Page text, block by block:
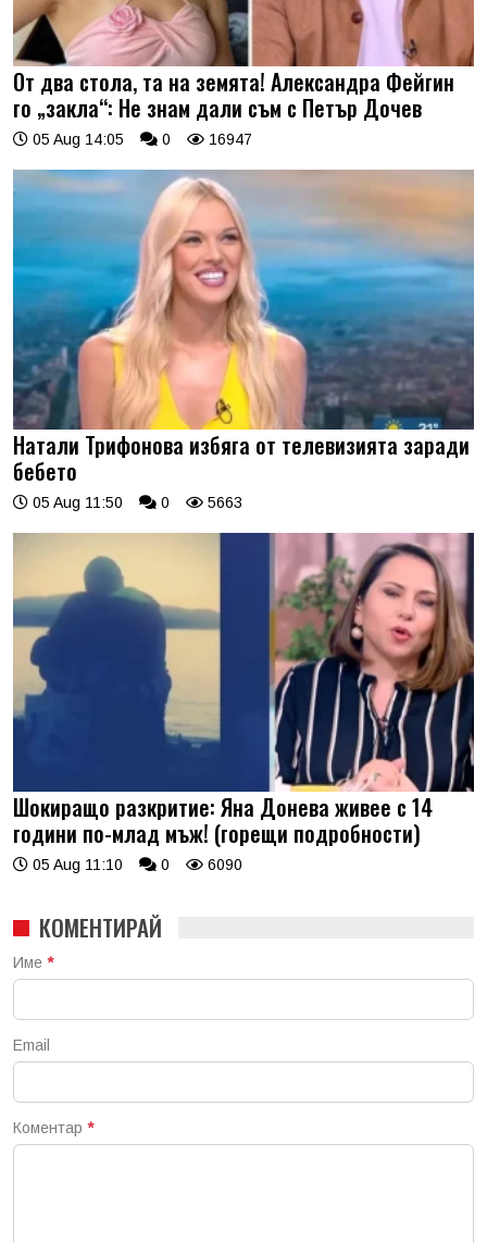
От два стола, та на земята! Александра Фейгин
го „закла“: Не знам дали съм с Петър Дочев
05 Aug 14:05 0 16947
Натали Трифонова избяга от телевизията заради
бебето
05 Aug 11:50 0 5663
Шокиращо разкритие: Яна Донева живее с 14
години по-млад мъж! (горещи подробности)
05 Aug 11:10 0 6090
КОМЕНТИРАЙ
Име *
Email
Коментар *